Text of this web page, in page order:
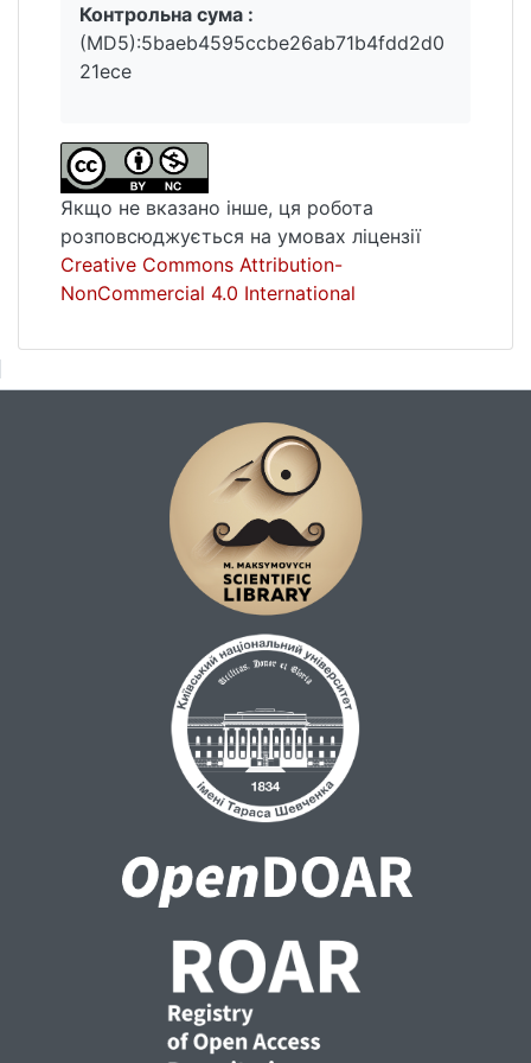
Контрольна сума :
(MD5):5baeb4595ccbe26ab71b4fdd2d0
21ece
Якщо не вказано інше, ця робота
розповсюджується на умовах ліцензії
Creative Commons Attribution-
NonCommercial 4.0 International